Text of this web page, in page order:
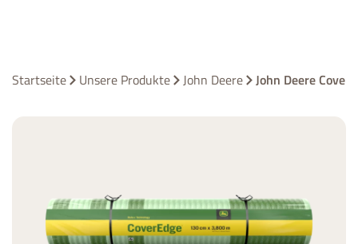
Startseite Unsere Produkte John Deere John Deere